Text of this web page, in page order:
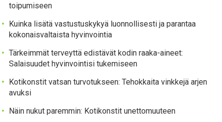
toipumiseen
Kuinka lisätä vastustuskykyä luonnollisesti ja parantaa
kokonaisvaltaista hyvinvointia
Tärkeimmät terveyttä edistävät kodin raaka-aineet:
Salaisuudet hyvinvointisi tukemiseen
Kotikonstit vatsan turvotukseen: Tehokkaita vinkkejä arjen
avuksi
Näin nukut paremmin: Kotikonstit unettomuuteen